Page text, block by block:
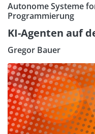
Autonome Systeme
Programmierung
KI-Agenten auf
Gregor Bauer